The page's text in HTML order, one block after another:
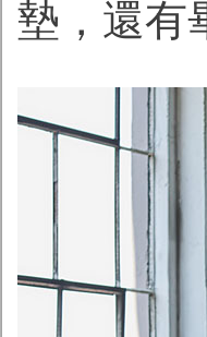
墊，還有